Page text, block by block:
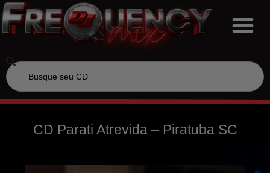
CD Parati Atrevida – Piratuba SC